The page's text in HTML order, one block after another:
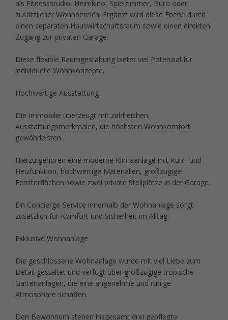
als Fitnessstudio, Heimkino, Spielzimmer, Büro oder
zusätzlicher Wohnbereich. Ergänzt wird diese Ebene durch
einen separaten Hauswirtschaftsraum sowie einen direkten
Zugang zur privaten Garage.
Diese flexible Raumgestaltung bietet viel Potenzial für
individuelle Wohnkonzepte.
Hochwertige Ausstattung
Die Immobilie überzeugt mit zahlreichen
Ausstattungsmerkmalen, die höchsten Wohnkomfort
gewährleisten.
Hierzu gehören eine moderne Klimaanlage mit Kühl- und
Heizfunktion, hochwertige Materialien, großzügige
Fensterflächen sowie zwei private Stellplätze in der Garage.
Ein Concierge-Service innerhalb der Wohnanlage sorgt
zusätzlich für Komfort und Sicherheit im Alltag.
Exklusive Wohnanlage
Die geschlossene Wohnanlage wurde mit viel Liebe zum
Detail gestaltet und verfügt über großzügige tropische
Gartenanlagen, die eine angenehme und ruhige
Atmosphäre schaffen.
Den Bewohnern stehen insgesamt drei gepflegte